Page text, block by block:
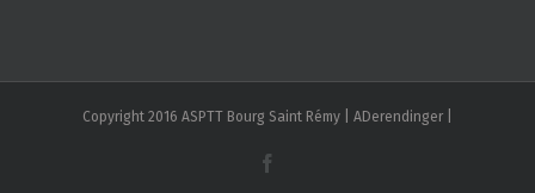
Copyright 2016 ASPTT Bourg Saint Rémy | ADerendinger |